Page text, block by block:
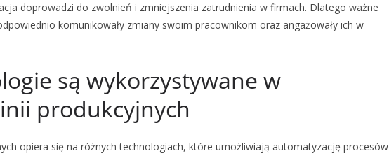
doprowadzi do zwolnień i zmniejszenia zatrudnienia w firmach. Dlatego ważne
komunikowały zmiany swoim pracownikom oraz angażowały ich w
są wykorzystywane w
produkcyjnych
opiera się na różnych technologiach, które umożliwiają automatyzację procesów